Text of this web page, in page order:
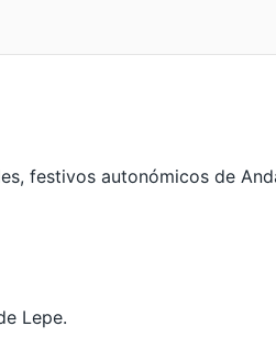
festivos autonómicos de
Lepe.